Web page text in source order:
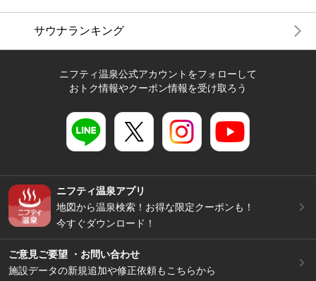
サウナランキング
ニフティ温泉公式アカウントをフォローして
おトク情報やクーポン情報を受け取ろう
ニフティ温泉アプリ
地図から温泉検索！お得な限定クーポンも！
今すぐダウンロード！
ご意見ご要望 ・お問い合わせ
施設データの新規追加や修正依頼もこちらから